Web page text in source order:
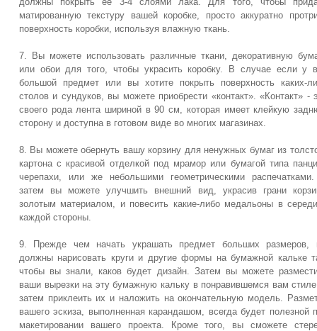
матированную текстуру вашей коробке, просто аккуратно
поверхность коробки, используя влажную ткань.
7. Вы можете использовать различные ткани, декоративную
или обои для того, чтобы украсить коробку. В случае если у
большой предмет или вы хотите покрыть поверхность каких-
столов и сундуков, вы можете приобрести «контакт». «Контакт» -
своего рода лента шириной в 90 см, которая имеет клейкую
сторону и доступна в готовом виде во многих магазинах.
8. Вы можете обернуть вашу корзину для ненужных бумаг из
картона с красивой отделкой под мрамор или бумагой типа
черепахи, или же небольшими геометрическими
затем вы можете улучшить внешний вид, украсив грани
золотым материалом, и повесить какие-либо медальоны в
каждой стороны.
9. Прежде чем начать украшать предмет больших размеров,
должны нарисовать круги и другие формы на бумажной кальке
чтобы вы знали, каков будет дизайн. Затем вы можете
ваши вырезки на эту бумажную кальку в понравившемся вам
затем приклеить их и наложить на окончательную модель.
вашего эскиза, выполненная карандашом, всегда будет полезной
макетировании вашего проекта. Кроме того, вы сможете